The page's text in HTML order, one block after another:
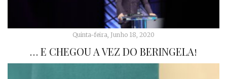
Quinta-feira, Junho 18, 2020
… E CHEGOU A VEZ DO BERINGELA!